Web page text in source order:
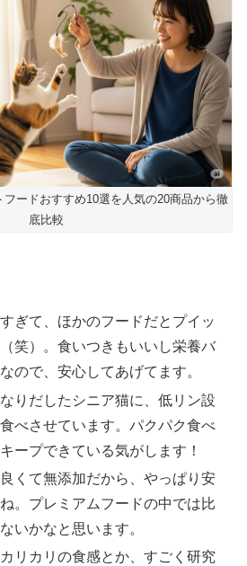
ードおすすめ10選を人気の20商品から徹
底比較
ぎて、ほかのフードだとプイッ
笑）。食いつきもいいし栄養バ
ので、安心してあげてます。
りだしたシニア猫に、低リン設
べさせています。パクパク食べ
ープできている気がします！
くて無添加だから、やっぱり安
。プレミアムフードの中では比
いかなと思います。
リカリの食感とか、すごく研究